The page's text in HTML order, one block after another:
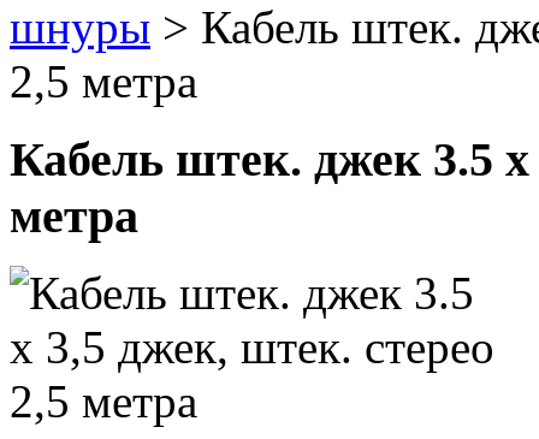
шнуры > Кабель штек.
2,5 метра
Кабель штек. джек 3.5
метра